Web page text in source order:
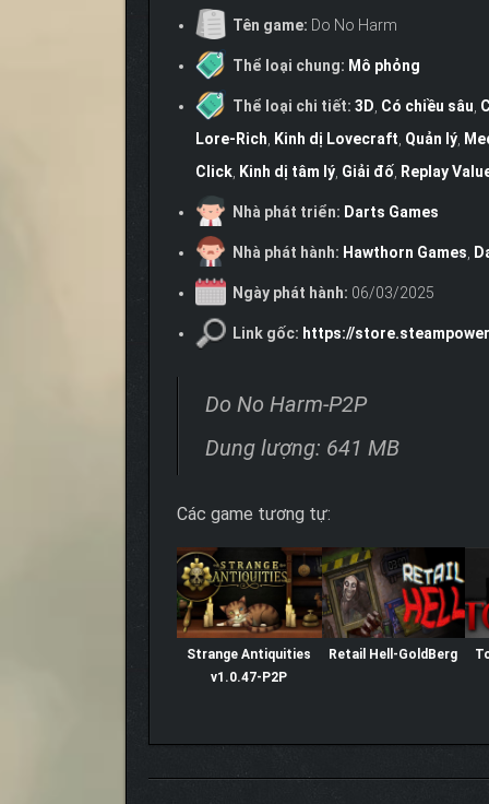
Tên game: Do No Harm
Thể loại chung: Mô phỏng
Thể loại chi tiết: 3D, Có chiều sâu,
Lore-Rich, Kinh dị Lovecraft, Quản lý,
Click, Kinh dị tâm lý, Giải đố, Replay
Nhà phát triển: Darts Games
Nhà phát hành: Hawthorn Games,
Ngày phát hành: 06/03/2025
Link gốc: https://
Do No Harm-P2P
Dung lượng: 641 MB
Các game tương tự:
Strange Antiquities
v1.0.47-P2P
Retail Hell-GoldBerg